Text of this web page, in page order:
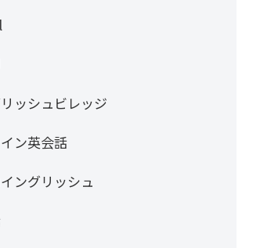
ッシュビレッジ
ン英会話
ングリッシュ